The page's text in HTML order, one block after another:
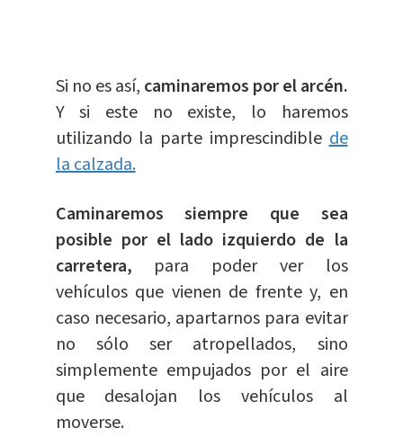
Si no es así, caminaremos por el arcén.
Y si este no existe, lo haremos
utilizando la parte imprescindiblede
la calzada.
Caminaremos siempre que sea
posible por el lado izquierdo de la
carretera, para poder ver los
vehículos que vienen de frente y, en
caso necesario, apartarnos para evitar
no sólo ser atropellados, sino
simplemente empujados por el aire
que desalojan los vehículos al
moverse.